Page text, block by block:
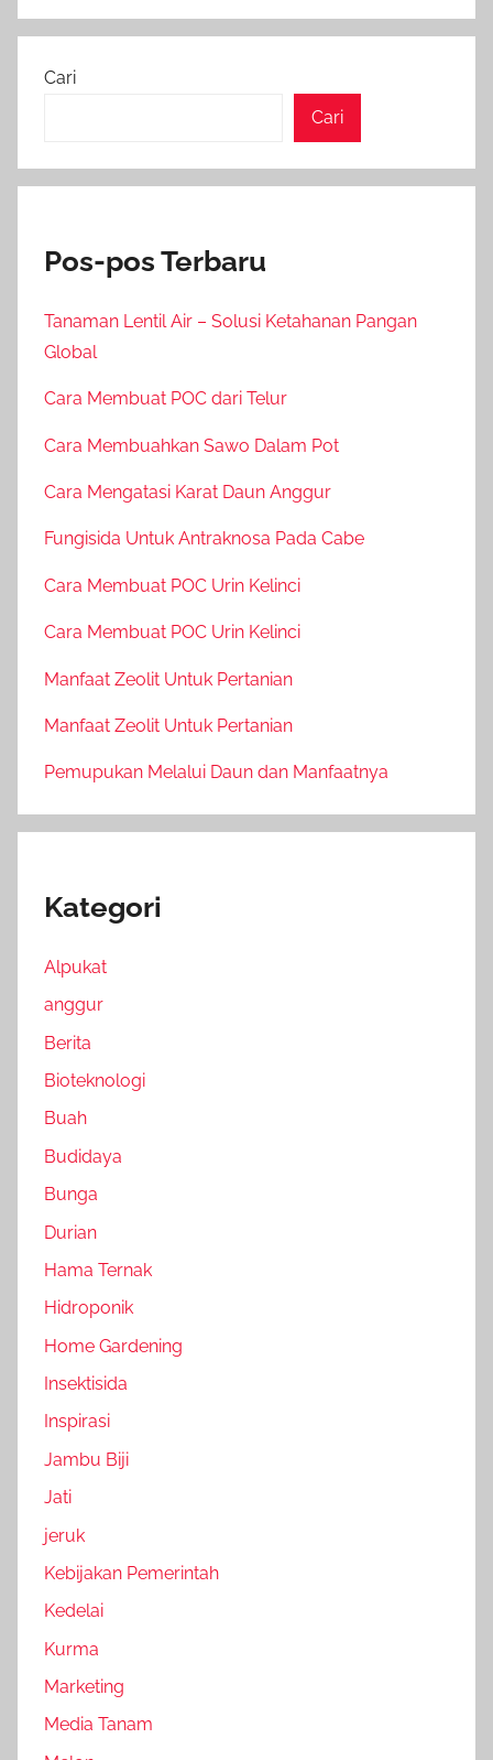
Cari
Cari
Pos-pos Terbaru
Tanaman Lentil Air – Solusi Ketahanan Pangan
Global
Cara Membuat POC dari Telur
Cara Membuahkan Sawo Dalam Pot
Cara Mengatasi Karat Daun Anggur
Fungisida Untuk Antraknosa Pada Cabe
Cara Membuat POC Urin Kelinci
Cara Membuat POC Urin Kelinci
Manfaat Zeolit Untuk Pertanian
Manfaat Zeolit Untuk Pertanian
Pemupukan Melalui Daun dan Manfaatnya
Kategori
Alpukat
anggur
Berita
Bioteknologi
Buah
Budidaya
Bunga
Durian
Hama Ternak
Hidroponik
Home Gardening
Insektisida
Inspirasi
Jambu Biji
Jati
jeruk
Kebijakan Pemerintah
Kedelai
Kurma
Marketing
Media Tanam